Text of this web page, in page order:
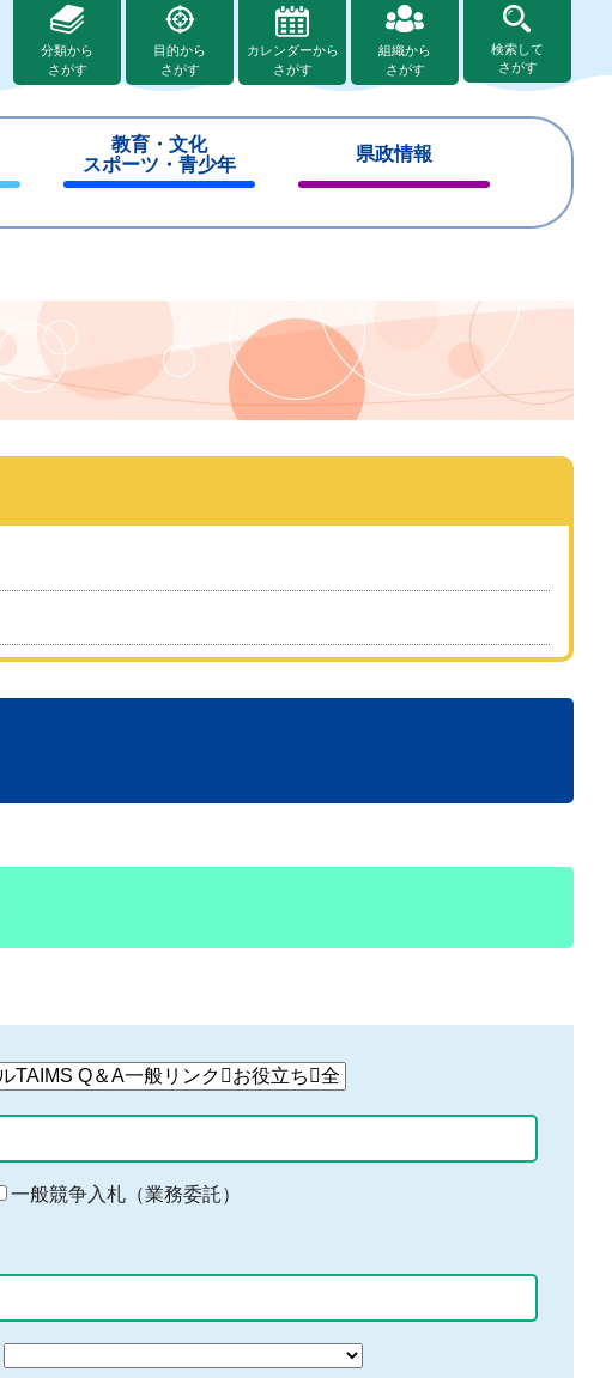
分類から
さがす
目的から
さがす
カレンダーから
さがす
組織から
さがす
検索して
さがす
教育・文化
スポーツ・青少年
じ
県政情報
じ
一般競争入札（業務委託）